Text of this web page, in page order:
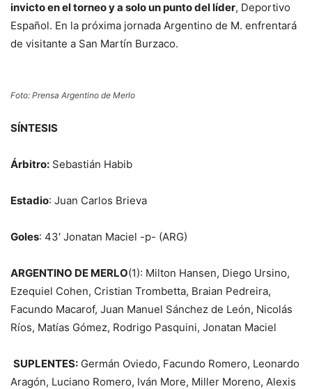
invicto en el torneo y a solo un punto del líder, Deportivo
Español. En la próxima jornada Argentino de M. enfrentará
de visitante a San Martín Burzaco.
Foto: Prensa Argentino de Merlo
SÍNTESIS
Árbitro: Sebastián Habib
Estadio: Juan Carlos Brieva
Goles: 43′ Jonatan Maciel -p- (ARG)
ARGENTINO DE MERLO(1): Milton Hansen, Diego Ursino,
Ezequiel Cohen, Cristian Trombetta, Braian Pedreira,
Facundo Macarof, Juan Manuel Sánchez de León, Nicolás
Ríos, Matías Gómez, Rodrigo Pasquini, Jonatan Maciel
SUPLENTES: Germán Oviedo, Facundo Romero, Leonardo
Aragón, Luciano Romero, Iván More, Miller Moreno, Alexis